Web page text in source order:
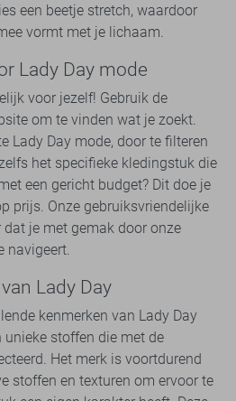
een beetje stretch, waardoor
vormt met je lichaam.
Lady Day mode
voor jezelf! Gebruik de
om te vinden wat je zoekt.
Lady Day mode, door te filteren
het specifieke kledingstuk die
een gericht budget? Dit doe je
prijs. Onze gebruiksvriendelijke
je met gemak door onze
navigeert.
Lady Day
kenmerken van Lady Day
stoffen die met de
Het merk is voortdurend
stoffen en texturen om ervoor te